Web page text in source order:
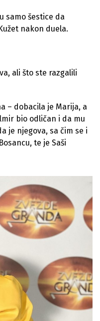
samo šestice da
nakon duela.
ali što ste razgalili
– dobacila je Marija, a
bio odličan i da mu
je njegova, sa čim se i
te je Saši